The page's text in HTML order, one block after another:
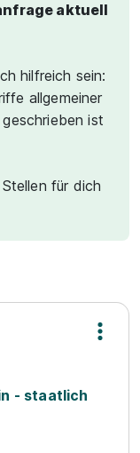
aktuell
hilfreich sein:
allgemeiner
ist
für dich
- staatlich